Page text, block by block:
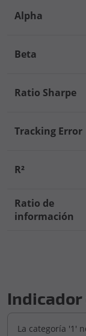
Alpha
Beta
Ratio Sharpe
Tracking Error
R²
Ratio de
información
Indicador
La categoría '1'